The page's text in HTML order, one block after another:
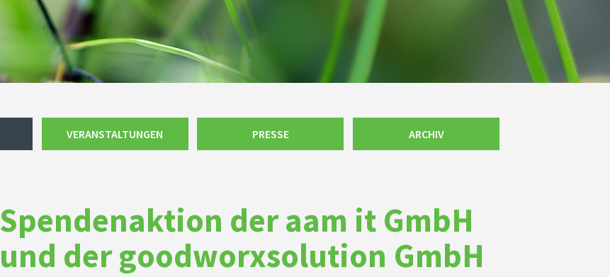
VERANSTALTUNGEN PRESSE ARCHIV
Spendenaktion der aam it GmbH
und der goodworxsolution GmbH